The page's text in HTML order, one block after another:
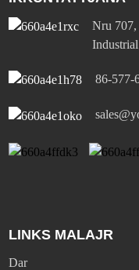
Nru 707,
86-577-
LINKS MALAJR
Dar